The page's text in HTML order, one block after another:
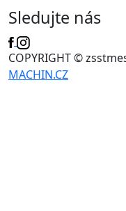
Sledujte nás
COPYRIGHT ©
MACHIN.CZ